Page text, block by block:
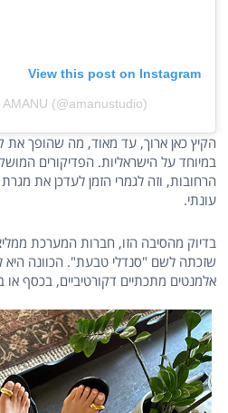
View this post on Instagram
(@amanustudio)
הקיץ כאן ארוך, עד מאוד, מה שהופך את
במיוחד על הישראליות. הפדיקורים
הרחובות, וזה לגמרי הזמן לעדכן את
עונתי.
בדיוק מהסיבה הזו, חברות המערכת
שזכתה לשם "סנדלי טבעת". הכוונה היא
אלמנטים מתכתיים דקורטיביים, בכסף או